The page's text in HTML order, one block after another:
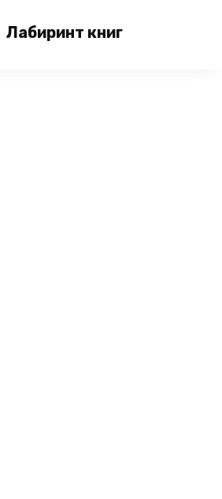
Лабиринт книг